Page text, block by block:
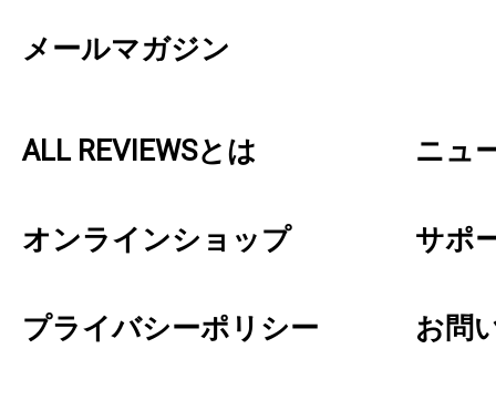
メールマガジン
ALL REVIEWSとは ニュ
オンラインショップ サポ
プライバシーポリシー お問